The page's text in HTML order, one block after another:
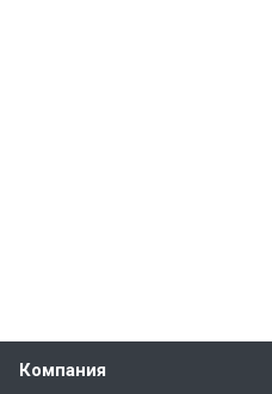
Компания